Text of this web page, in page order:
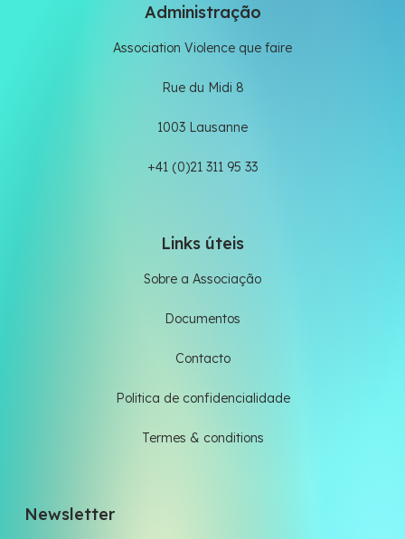
Administração
Association Violence que faire
Rue du Midi 8
1003 Lausanne
+41 (0)21 311 95 33
Links úteis
Sobre a Associação
Documentos
Contacto
Politica de confidencialidade
Termes & conditions
Newsletter